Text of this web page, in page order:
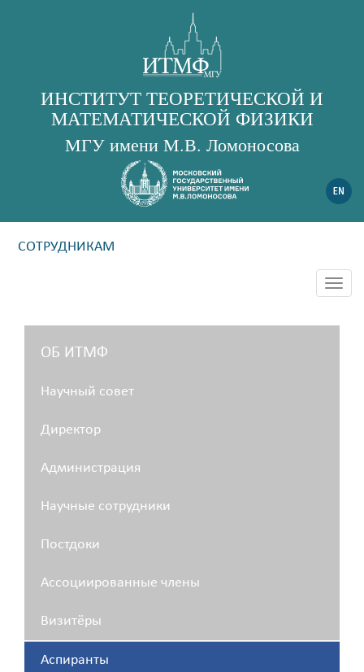
ИНСТИТУТ ТЕОРЕТИЧЕСКОЙ И
МАТЕМАТИЧЕСКОЙ ФИЗИКИ
МГУ имени М.В. Ломоносова
СОТРУДНИКАМ
ОБ ИТМФ
Научный совет
Директор
Администрация
Научные сотрудники
Постдоки
Ассоциированные члены
Визитёры
Аспиранты